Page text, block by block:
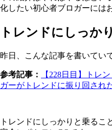
化したい初心者ブロガーには
トレンドにしっか
昨日、こんな記事を書いてい
参考記事：
【228日目】トレ
ガーがトレンドに振り回され
トレンドにしっかりと乗るこ